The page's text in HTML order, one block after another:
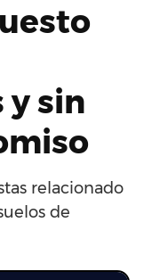
y sin
relacionado
de